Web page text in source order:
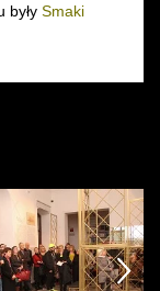
były Smaki